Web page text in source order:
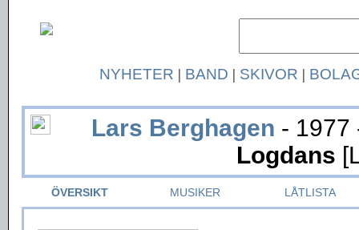
NYHETER | BAND | SKIVOR |
Lars Berghagen -
Logdans
ÖVERSIKT MUSIKER LÅTLISTA